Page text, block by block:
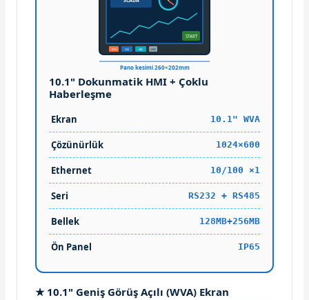
START
ETH 232 485 USB
Pano kesimi 260×202mm
10.1" Dokunmatik HMI + Çoklu
Haberleşme
Ekran 10.1" WVA
Çözünürlük 1024×600
Ethernet 10/100 ×1
Seri RS232 + RS485
Bellek 128MB+256MB
Ön Panel IP65
★ 10.1" Geniş Görüş Açılı (WVA) Ekran